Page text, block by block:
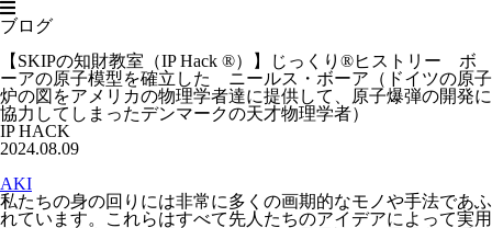
ブログ
【SKIPの知財教室（IP Hack ®）】じっくり®ヒストリー ボ
ーアの原子模型を確立した ニールス・ボーア（ドイツの原子
炉の図をアメリカの物理学者達に提供して、原子爆弾の開発に
協力してしまったデンマークの天才物理学者）
IP HACK
2024.08.09
AKI
私たちの身の回りには非常に多くの画期的なモノや手法であふ
れています。これらはすべて先人たちのアイデアによって実用